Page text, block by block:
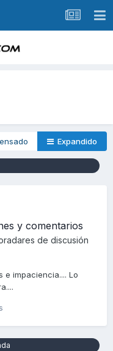
Expandido
y comentarios
de discusión
e impaciencia.... Lo